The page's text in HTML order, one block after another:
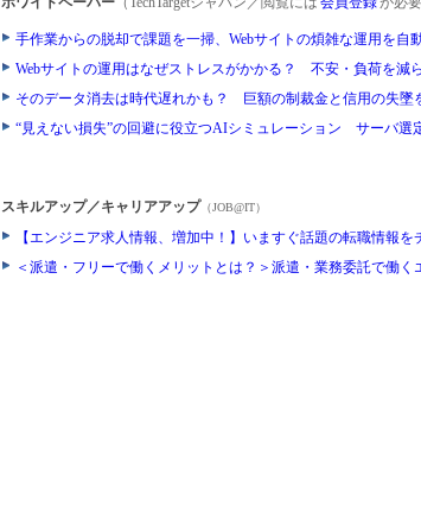
手作業からの脱却で課題を一掃、Webサイトの煩雑な運用を自
Webサイトの運用はなぜストレスがかかる？ 不安・負荷を減
そのデータ消去は時代遅れかも？ 巨額の制裁金と信用の失墜
“見えない損失”の回避に役立つAIシミュレーション サーバ選
スキルアップ／キャリアアップ （JOB@IT）
【エンジニア求人情報、増加中！】いますぐ話題の転職情報を
＜派遣・フリーで働くメリットとは？＞派遣・業務委託で働く